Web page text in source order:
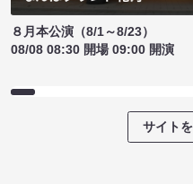
８月本公演（8/1～8/23）
08/08 08:30 開場 09:00 開演
サイト